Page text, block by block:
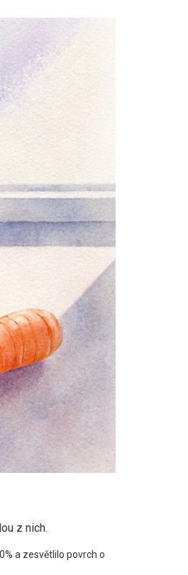
z nich.
a zesvětlilo povrch o